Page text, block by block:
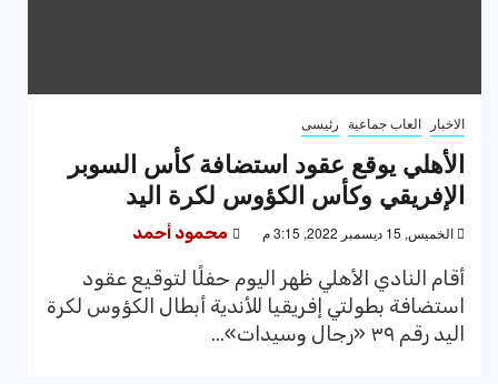
الاخبار العاب جماعية رئيسى
الأهلي يوقع عقود استضافة كأس السوبر
الإفريقي وكأس الكؤوس لكرة اليد
الخميس, 15 ديسمبر 2022, 3:15 م محمود أحمد
أقام النادي الأهلي ظهر اليوم حفلًا لتوقيع عقود
استضافة بطولتي إفريقيا للأندية أبطال الكؤوس لكرة
اليد رقم ٣٩ «رجال وسيدات»...